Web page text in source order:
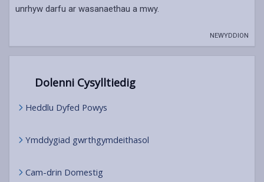
unrhyw darfu ar wasanaethau a mwy.
NEWYDDION
Dolenni Cysylltiedig
Heddlu Dyfed Powys
Ymddygiad gwrthgymdeithasol
Cam-drin Domestig